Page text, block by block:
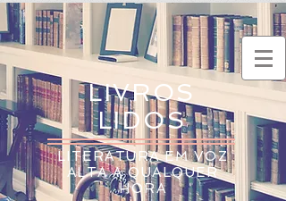
LIVROS
LIDOS
LITERATURA EM VOZ
ALTA A QUALQUER
HORA